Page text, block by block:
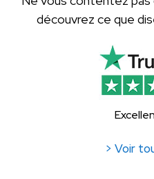
découvrez ce que
> Voir